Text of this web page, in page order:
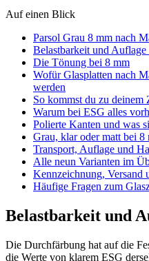
Auf einen Blick
Parsol Grau 8 mm nach
Belastbarkeit und Auflage
Die Tönung bei 8 mm
Wofür Glasplatten nach
werden
So kommst du zu deinem
Warum bei ESG alles
Polierte Kanten und was
Grau, klar oder matt bei 8
Transport, Auflage und
Alle neun Varianten im
Kennzeichnung, Versand
Häufige Fragen zum
Belastbarkeit und
Die Durchfärbung hat auf die
die Werte von klarem ESG